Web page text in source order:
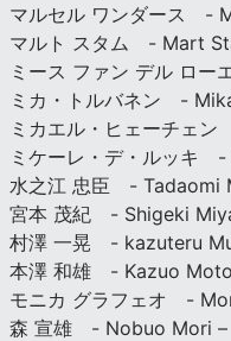
マルセル ワンダース -
マルト スタム - Mart
ミース ファン デル ロ
ミカ・トルバネン -
ミカエル・ヒェーチェ
ミケーレ・デ・ルッキ
水之江 忠臣 - Tadaomi
宮本 茂紀 - Shigeki
村澤 一晃 - kazuteru
本澤 和雄 - Kazuo
モニカ グラフェオ -
森 宣雄 - Nobuo Mori –